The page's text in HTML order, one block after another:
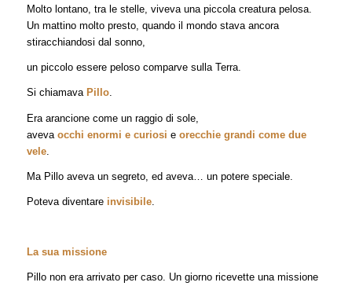
Molto lontano, tra le stelle, viveva una piccola creatura pelosa.
Un mattino molto presto, quando il mondo stava ancora
stiracchiandosi dal sonno,
un piccolo essere peloso comparve sulla Terra.
Si chiamava Pillo.
Era arancione come un raggio di sole,
aveva occhi enormi e curiosi e orecchie grandi come due
vele.
Ma Pillo aveva un segreto, ed aveva… un potere speciale.
Poteva diventare invisibile.
La sua missione
Pillo non era arrivato per caso. Un giorno ricevette una missione